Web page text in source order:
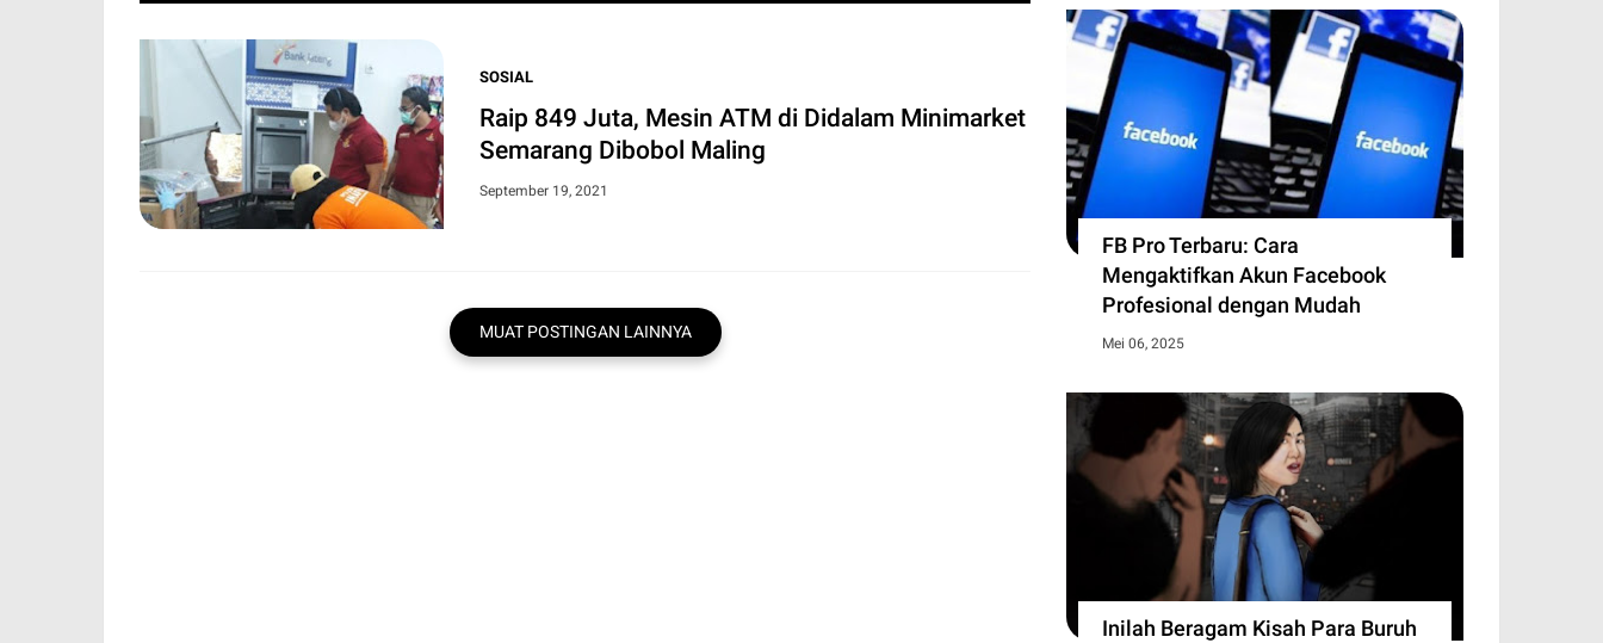
Sakit Kronis Bisa Menjerumuskan Keluarga ke Jurang
Kemiskinan, Perlindungan PBI BPJS Kesehatan Jadi Kebutuhan
Koran - Penyakit kronis tidak hanya menjadi tantangan besar bagi kesehatan masyarakat, tetapi
juga dapat memicu kemiskinan baru. Beban biaya pengobatan jangka p…
SOSIAL
Raip 849 Juta, Mesin ATM di Didalam Minimarket
Semarang Dibobol Maling
September 19, 2021
MUAT POSTINGAN LAINNYA
FB Pro Terbaru: Cara
Mengaktifkan Akun Facebook
Profesional dengan Mudah
Mei 06, 2025
Inilah Beragam Kisah Para Buruh